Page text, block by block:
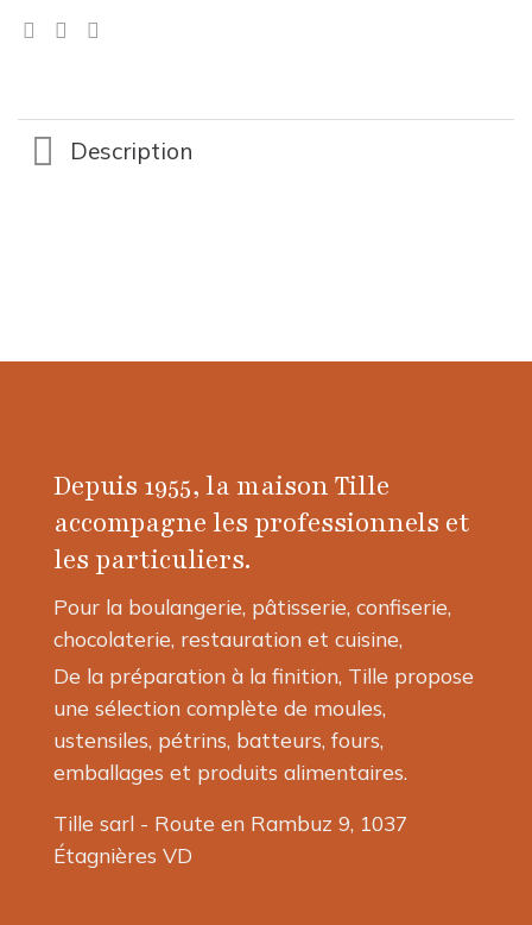
Description
Depuis 1955, la maison Tille
accompagne les professionnels et
les particuliers.
Pour la boulangerie, pâtisserie, confiserie,
chocolaterie, restauration et cuisine,
De la préparation à la finition, Tille propose
une sélection complète de moules,
ustensiles, pétrins, batteurs, fours,
emballages et produits alimentaires.
Tille sarl - Route en Rambuz 9, 1037
Étagnières VD